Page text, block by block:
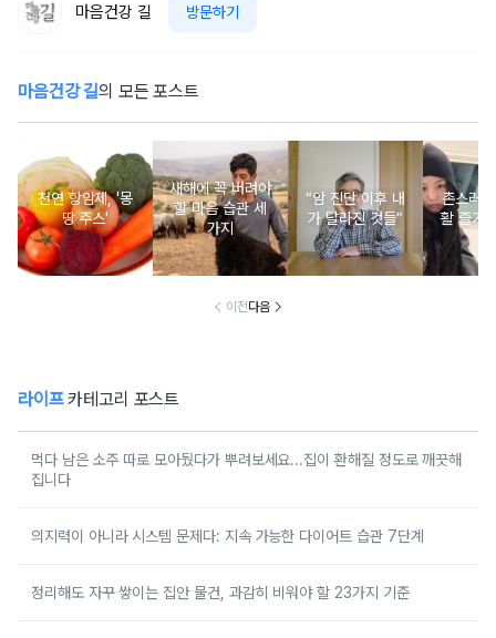
마음건강 길 방문하기
마음건강 길의 모든 포스트
천연 항암제, '몽
땅 주스'
새해에 꼭 버려야
할 마음 습관 세
가지
“암 진단 이후 내
가 달라진 것들”
촌스러
활 즐기
이전다음
라이프카테고리 포스트
먹다 남은 소주 따로 모아뒀다가 뿌려보세요...집이 환해질 정도로 깨끗해
집니다
의지력이 아니라 시스템 문제다: 지속 가능한 다이어트 습관 7단계
정리해도 자꾸 쌓이는 집안 물건, 과감히 비워야 할 23가지 기준